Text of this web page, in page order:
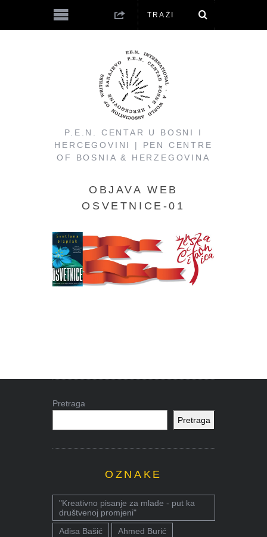
P.E.N. CENTAR U BOSNI I
HERCEGOVINI | PEN CENTRE
OF BOSNIA & HERZEGOVINA
OBJAVA WEB
OSVETNICE-01
Pretraga
Pretraga
OZNAKE
"Kreativno pisanje za mlade - put ka
društvenoj promjeni"
Adisa Bašić
Ahmed Burić